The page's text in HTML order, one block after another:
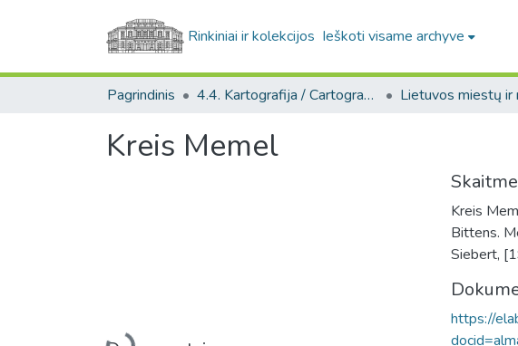
Rinkiniai ir kolekcijos Ieškoti visame archyve
Pagrindinis 4.4. Kartografija / Cartography
Kreis Memel
Kreis
Bittens.
Siebert,
https://